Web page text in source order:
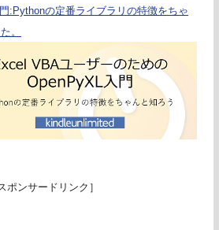
:Pythonの定番ライブラリの特徴をちゃ
。
ポンサードリンク］